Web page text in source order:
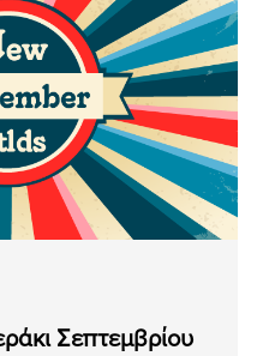
Σεπτεμβρίου